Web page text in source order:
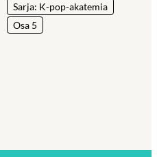
Sarja: K-pop-akatemia
Osa 5